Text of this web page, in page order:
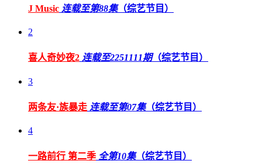
J Music 连载至第88集（综艺节目）
2
喜人奇妙夜2 连载至2251111期（综艺节目）
3
两条友·族暴走 连载至第07集（综艺节目）
4
一路前行 第二季全第10集（综艺节目）